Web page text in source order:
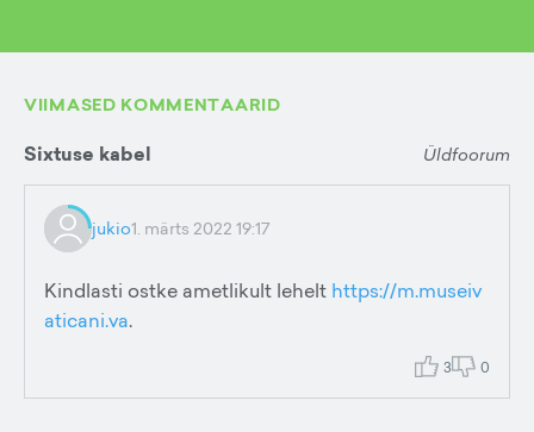
VIIMASED KOMMENTAARID
Sixtuse kabel Üldfoorum
jukio1. märts 2022 19:17
Kindlasti ostke ametlikult lehelt https://m.museiv
aticani.va.
3 0